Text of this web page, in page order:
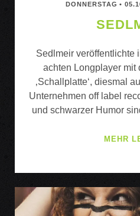
DONNERSTAG •
Sedlmeir veröffentlichte
achten Longplayer mit
‚Schallplatte‘, diesmal
Unternehmen off label
und schwarzer Humor
MEHR